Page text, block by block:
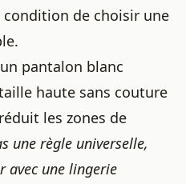
condition de choisir une
pantalon blanc
haute sans couture
les zones de
une règle universelle,
avec une lingerie